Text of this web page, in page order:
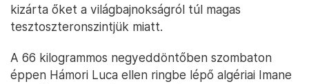
kizárta őket a világbajnokságról túl magas
tesztoszteronszintjük miatt.
A 66 kilogrammos negyeddöntőben szombaton
éppen Hámori Luca ellen ringbe lépő algériai Imane